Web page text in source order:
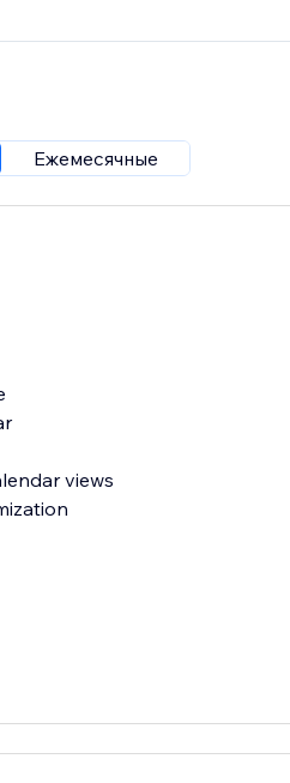
Ежемесячные
views